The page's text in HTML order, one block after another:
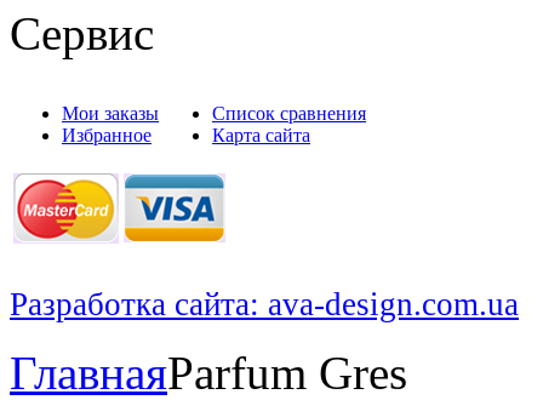
Сервис
Мои заказы
Избранное
Список сравнения
Карта сайта
Разработка сайта: ava-design.com.ua
ГлавнаяParfum Gres